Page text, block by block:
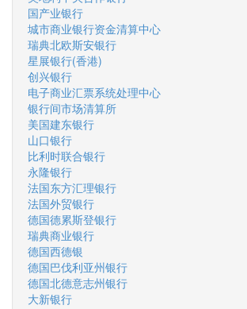
国产业银行
城市商业银行资金清算中心
瑞典北欧斯安银行
星展银行(香港)
创兴银行
电子商业汇票系统处理中心
银行间市场清算所
美国建东银行
山口银行
比利时联合银行
永隆银行
法国东方汇理银行
法国外贸银行
德国德累斯登银行
瑞典商业银行
德国西德银
德国巴伐利亚州银行
德国北德意志州银行
大新银行